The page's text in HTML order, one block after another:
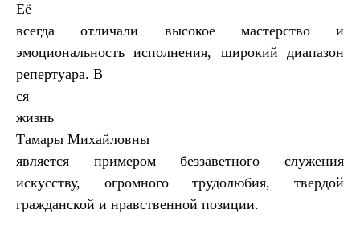
Её
всегда отличали высокое мастерство и
эмоциональность исполнения, широкий диапазон
репертуара. В
ся
жизнь
Тамары Михайловны
является примером беззаветного служения
искусству, огромного трудолюбия, твердой
гражданской и нравственной позиции.